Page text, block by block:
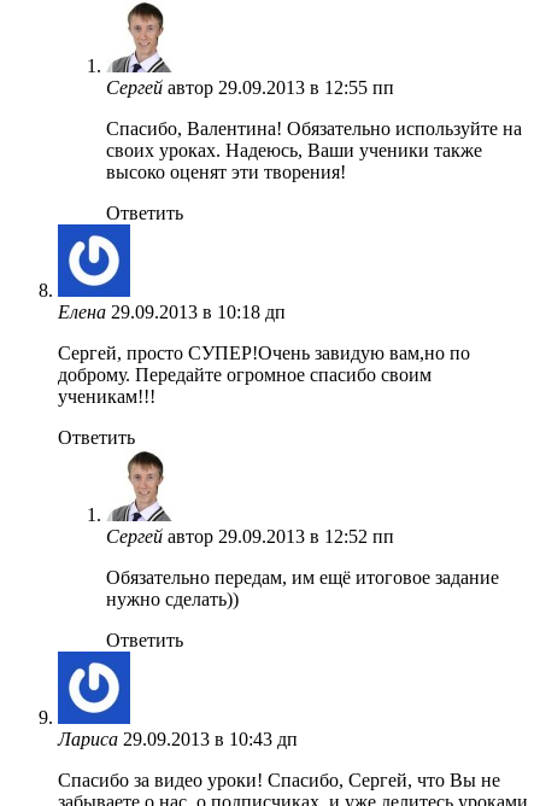
Сергей автор 29.09.2013 в 12:55 пп
Спасибо, Валентина! Обязательно используйте на
своих уроках. Надеюсь, Ваши ученики также
высоко оценят эти творения!
Ответить
Елена 29.09.2013 в 10:18 дп
Сергей, просто СУПЕР!Очень завидую вам,но по
доброму. Передайте огромное спасибо своим
ученикам!!!
Ответить
Сергей автор 29.09.2013 в 12:52 пп
Обязательно передам, им ещё итоговое задание
нужно сделать))
Ответить
Лариса 29.09.2013 в 10:43 дп
Спасибо за видео уроки! Спасибо, Сергей, что Вы не
забываете о нас, о подписчиках, и уже делитесь уроками